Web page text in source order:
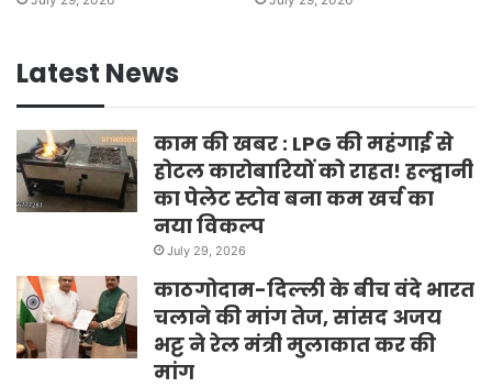
Latest News
काम की खबर : LPG की महंगाई से
होटल कारोबारियों को राहत! हल्द्वानी
का पेलेट स्टोव बना कम खर्च का
नया विकल्प
July 29, 2026
काठगोदाम-दिल्ली के बीच वंदे भारत
चलाने की मांग तेज, सांसद अजय
भट्ट ने रेल मंत्री मुलाकात कर की
मांग